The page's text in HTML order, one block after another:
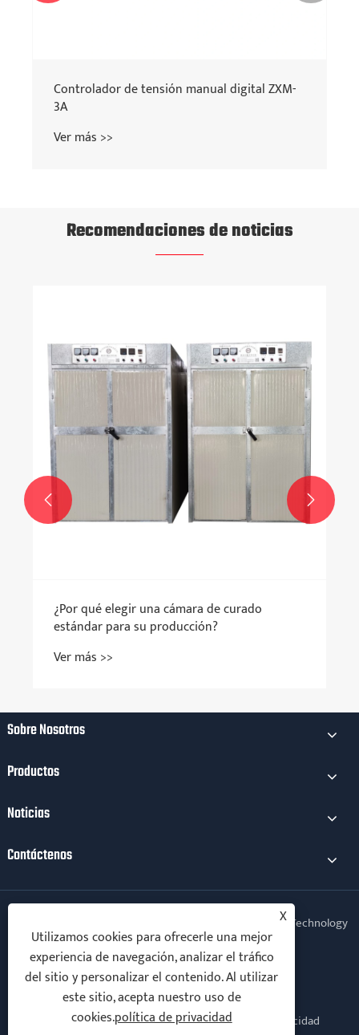
Controlador de tensión manual digital ZXM-
3A
Ver más >>
Recomendaciones de noticias
¿Por qué elegir una cámara de curado
estándar para su producción?
Ver más >>
 
Sobre Nosotros
Productos
Noticias
Contáctenos
Copyright © 2025 Xiamen Kechuang Electromechanical Technology
Co., Ltd. Todos los derechos reservados.
Follow Us
Sitemap RSS XML política de privacidad
X
Utilizamos cookies para ofrecerle una mejor
experiencia de navegación, analizar el tráfico
del sitio y personalizar el contenido. Al utilizar
este sitio, acepta nuestro uso de
cookies.política de privacidad